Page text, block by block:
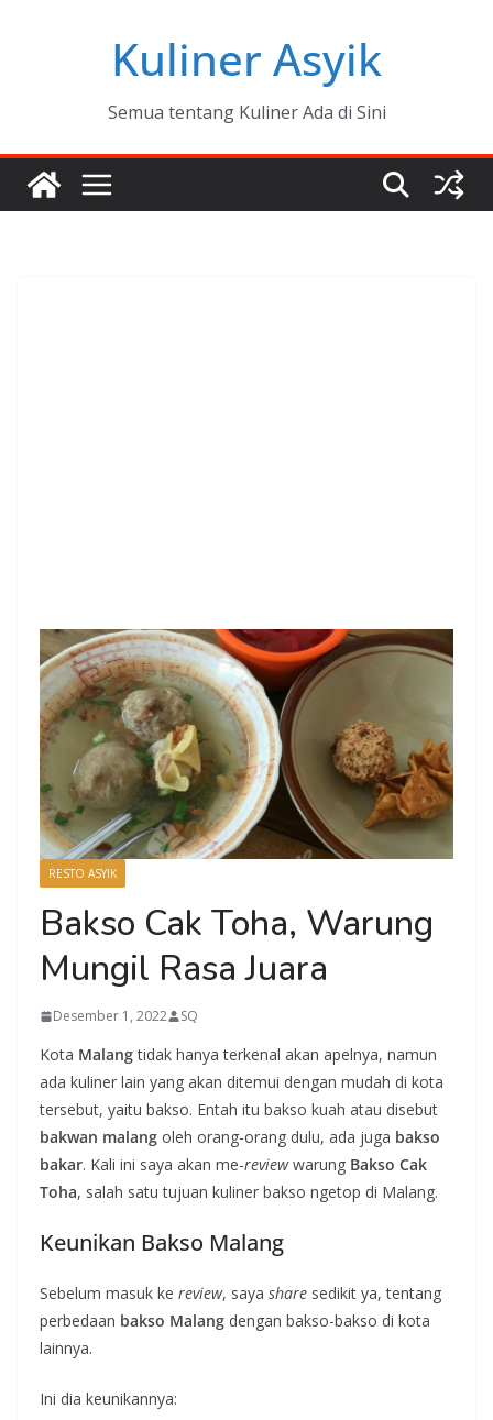
Kuliner Asyik
Semua tentang Kuliner Ada di Sini
RESTO ASYIK
Bakso Cak Toha, Warung
Mungil Rasa Juara
Desember 1, 2022 SQ
Kota Malangtidak hanya terkenal akan apelnya, namun
ada kuliner lain yang akan ditemui dengan mudah di kota
tersebut, yaitu bakso. Entah itu bakso kuah atau disebut
bakwan malang oleh orang-orang dulu, ada juga bakso
bakar. Kali ini saya akan me-reviewwarung Bakso Cak
Toha, salah satu tujuan kuliner bakso ngetop di Malang.
Keunikan Bakso Malang
Sebelum masuk ke review, saya share sedikit ya, tentang
perbedaan bakso Malang dengan bakso-bakso di kota
lainnya.
Ini dia keunikannya: